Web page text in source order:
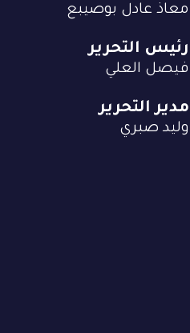
معاذ عادل بوصيبع
رئيس التحرير
فيصل العلي
مدير التحرير
وليد صبري